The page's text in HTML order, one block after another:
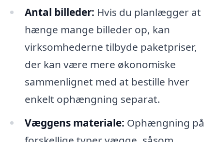
Antal billeder: Hvis du planlægger at
hænge mange billeder op, kan
virksomhederne tilbyde paketpriser,
der kan være mere økonomiske
sammenlignet med at bestille hver
enkelt ophængning separat.
Væggens materiale: Ophængning på